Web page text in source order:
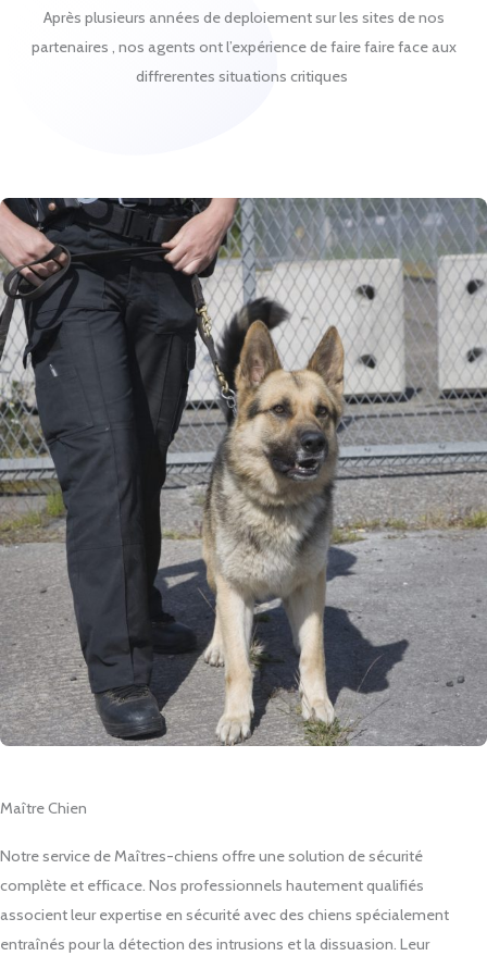
Après plusieurs années de deploiement sur les sites de nos
partenaires , nos agents ont l’expérience de faire faire face aux
diffrerentes situations critiques
Maître Chien
Notre service de Maîtres-chiens offre une solution de sécurité
complète et efficace. Nos professionnels hautement qualifiés
associent leur expertise en sécurité avec des chiens spécialement
entraînés pour la détection des intrusions et la dissuasion. Leur